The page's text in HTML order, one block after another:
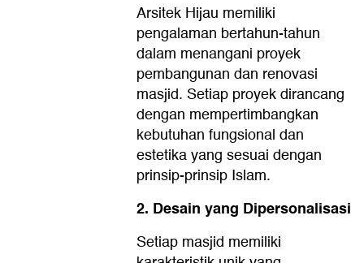
Arsitek Hijau memiliki
pengalaman bertahun-tahun
dalam menangani proyek
pembangunan dan renovasi
masjid. Setiap proyek dirancang
dengan mempertimbangkan
kebutuhan fungsional dan
estetika yang sesuai dengan
prinsip-prinsip Islam.
2. Desain yang Dipersonalisasi
Setiap masjid memiliki